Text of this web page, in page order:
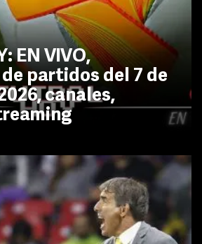
EN VIVO,
partidos del 7 de
canales,